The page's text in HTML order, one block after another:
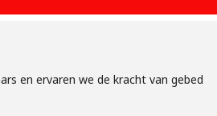
en ervaren we de kracht van gebed